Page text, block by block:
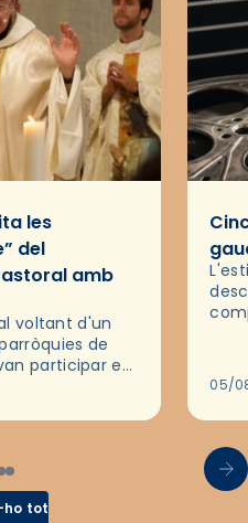
les
del
amb
voltant d'un
de
participar en
05/
ho tot